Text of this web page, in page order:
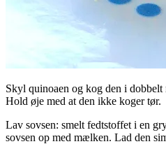
Skyl quinoaen og kog den i
Hold øje med at den ikke koger tør.
Lav sovsen: smelt fedtstoffet i en
sovsen op med mælken. Lad den